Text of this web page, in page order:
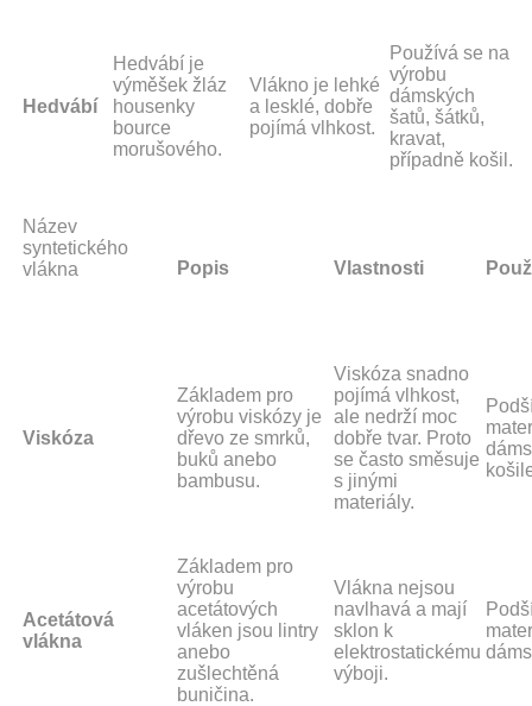
Hedvábí
Hedvábí je
výměšek žláz
housenky
bource
morušového.
Vlákno je lehké
a lesklé, dobře
pojímá vlhkost.
Používá se na
výrobu
dámských
šatů, šátků,
kravat,
případně košil.
Název
syntetického
vlákna
Popis Vlastnosti
Viskóza
Základem pro
výrobu viskózy je
dřevo ze smrků,
buků anebo
bambusu.
Viskóza snadno
pojímá vlhkost,
ale nedrží moc
dobře tvar. Proto
se často směsuje
s jinými
materiály.
Acetátová
vlákna
Základem pro
výrobu
acetátových
vláken jsou lintry
anebo
zušlechtěná
buničina.
Vlákna nejsou
navlhavá a mají
sklon k
elektrostatickému
výboji.